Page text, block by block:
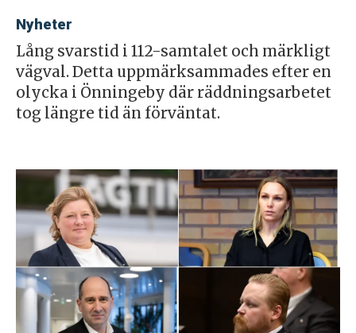
Nyheter
Lång svarstid i 112-samtalet och märkligt
vägval. Detta uppmärksammades efter en
olycka i Önningeby där räddningsarbetet
tog längre tid än förväntat.